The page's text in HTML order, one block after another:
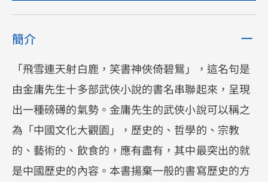
簡介
「飛雪連天射白鹿，笑書神俠倚碧鴛」，這名句是
由金庸先生十多部武俠小說的書名串聯起來，呈現
出一種磅礡的氣勢。金庸先生的武俠小說可以稱之
為「中國文化大觀園」，歷史的、哲學的、宗教
的、藝術的、飲食的，應有盡有，其中最突出的就
是中國歷史的內容。本書揚棄一般的書寫歷史的方